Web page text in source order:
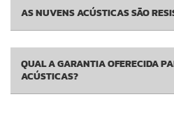
AS NUVENS ACÚSTICAS SÃO
QUAL A GARANTIA OFERECIDA
ACÚSTICAS?